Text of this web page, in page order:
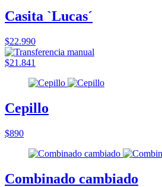
Casita `Lucas´
$22.990
$21.841
Cepillo
$890
Combinado cambiado